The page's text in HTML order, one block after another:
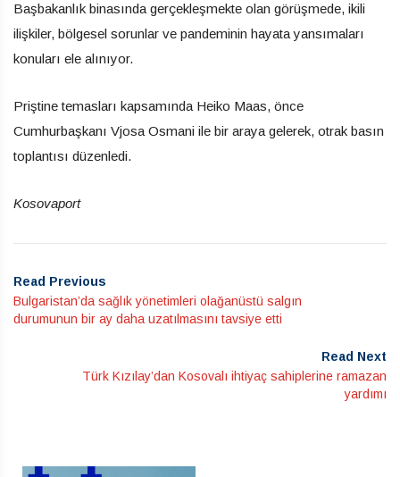
Başbakanlık binasında gerçekleşmekte olan görüşmede, ikili
ilişkiler, bölgesel sorunlar ve pandeminin hayata yansımaları
konuları ele alınıyor.
Priştine temasları kapsamında Heiko Maas, önce
Cumhurbaşkanı Vjosa Osmani ile bir araya gelerek, otrak basın
toplantısı düzenledi.
Kosovaport
Read Previous
Bulgaristan’da sağlık yönetimleri olağanüstü salgın
durumunun bir ay daha uzatılmasını tavsiye etti
Read Next
Türk Kızılay’dan Kosovalı ihtiyaç sahiplerine ramazan
yardımı